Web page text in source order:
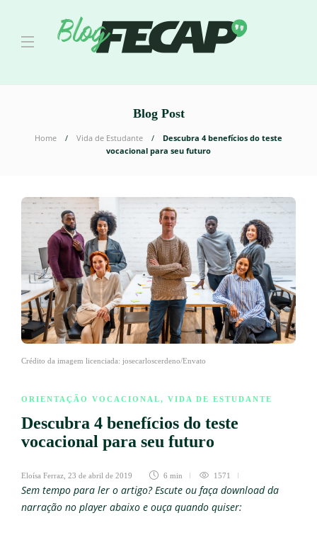
Blog Post
Home Vida de Estudante
Descubra 4 benefícios do teste
vocacional para seu futuro
Crédito da imagem licenciada: josecarloscerdeno/Envato
ORIENTAÇÃO VOCACIONAL, VIDA DE ESTUDANTE
Descubra 4 benefícios do teste
vocacional para seu futuro
Eloísa Ferraz 23 de abril de 2019 6 min 1571
Sem tempo para ler o artigo? Escute ou faça download da
narração no player abaixo e ouça quando quiser: